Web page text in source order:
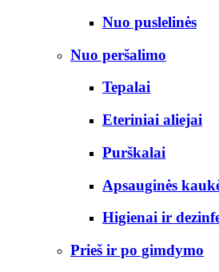
Nuo puslelinės
Nuo peršalimo
Tepalai
Eteriniai aliejai
Purškalai
Apsauginės
Higienai ir
Prieš ir po gimdymo